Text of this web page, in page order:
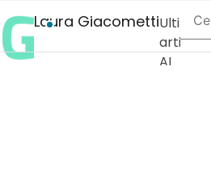
Laura GiacomettiUltimi
articoli
AI